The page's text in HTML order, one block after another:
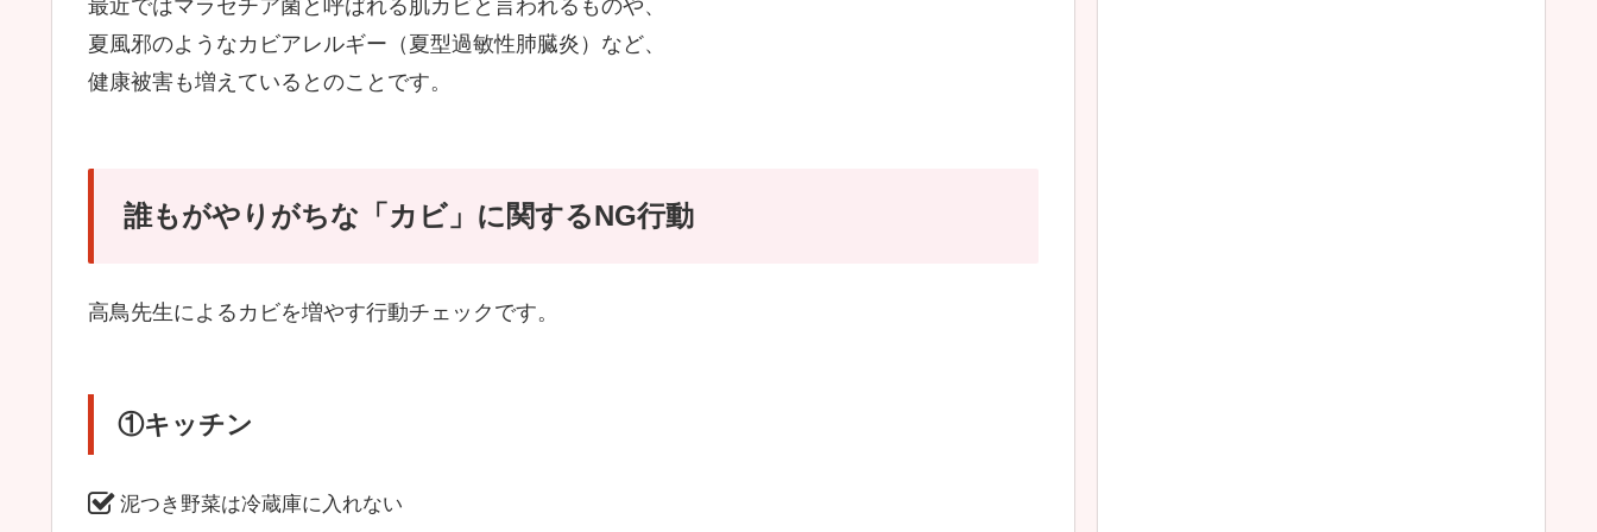
最近ではマラセチア菌と呼ばれる肌カビと言われるものや、
夏風邪のようなカビアレルギー（夏型過敏性肺臓炎）など、
健康被害も増えているとのことです。
誰もがやりがちな「カビ」に関するNG行動
高鳥先生によるカビを増やす行動チェックです。
①キッチン
泥つき野菜は冷蔵庫に入れない